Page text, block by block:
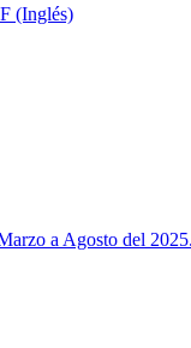
(Inglés)
a Agosto del 2025.